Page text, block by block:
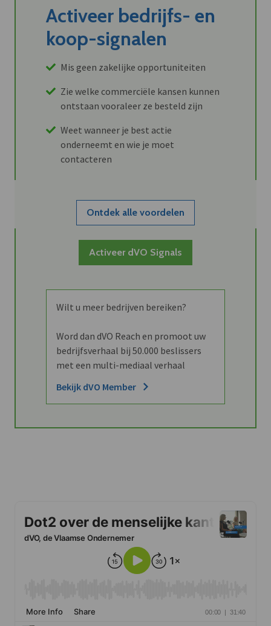
Activeer bedrijfs- en
koop-signalen
Mis geen zakelijke opportuniteiten
Zie welke commerciële kansen kunnen
ontstaan vooraleer ze besteld zijn
Weet wanneer je best actie
onderneemt en wie je moet
contacteren
Ontdek alle voordelen
Activeer dVO Signals
Wilt u meer bedrijven bereiken?
Word dan dVO Reach en promoot uw
bedrijfsverhaal bij 50.000 beslissers
met een multi-mediaal verhaal
Bekijk dVO Member